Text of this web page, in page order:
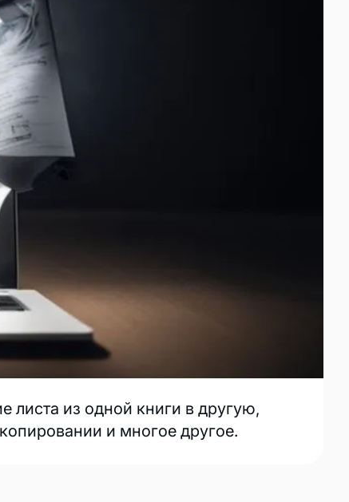
совместной работы
листа из одной книги в другую,
и многое другое.